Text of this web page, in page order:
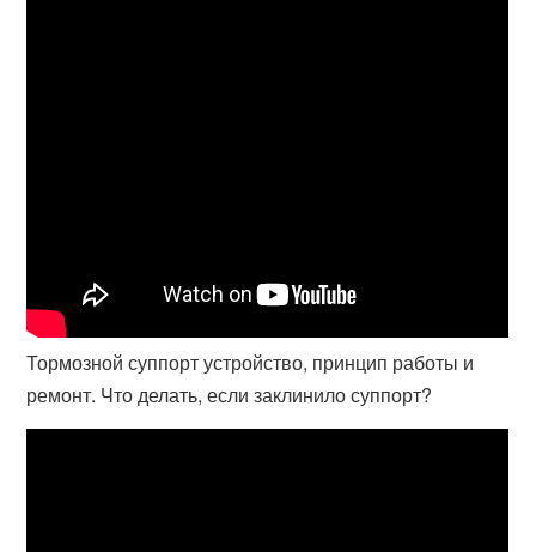
Тормозной суппорт устройство, принцип работы и
ремонт. Что делать, если заклинило суппорт?